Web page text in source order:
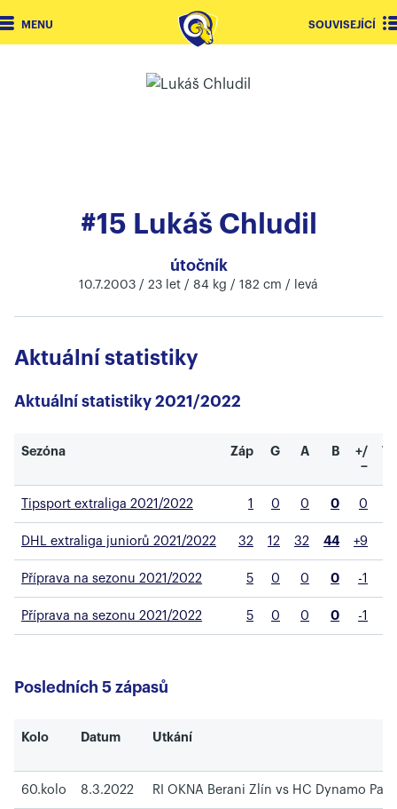
MENU SOUVISEJÍCÍ
#15 Lukáš Chludil
útočník
10.7.2003 / 23 let / 84 kg / 182 cm / levá
Aktuální statistiky
Aktuální statistiky 2021/2022
Sezóna Záp G A B
+/
−
Tipsport extraliga 2021/2022 1 0 0 0 0
DHL extraliga juniorů 2021/2022 32 12 32 44 +9
Příprava na sezonu 2021/2022 5 0 0 0 -1
Příprava na sezonu 2021/2022 5 0 0 0 -1
Posledních 5 zápasů
Kolo Datum Utkání
60.kolo 8.3.2022 RI OKNA Berani Zlín vs HC Dynamo